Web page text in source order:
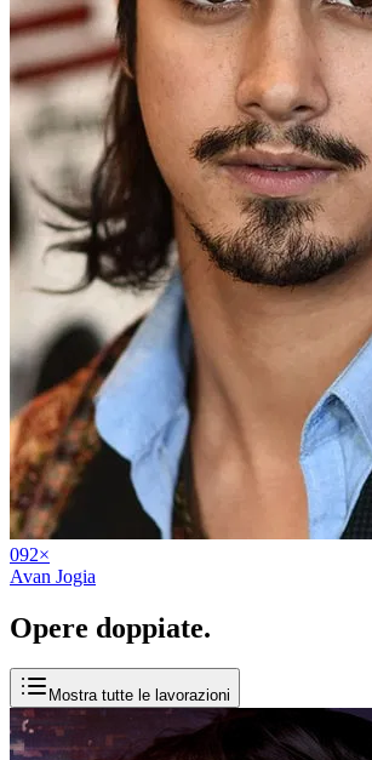
092×
Avan Jogia
Opere doppiate.
Mostra tutte le lavorazioni